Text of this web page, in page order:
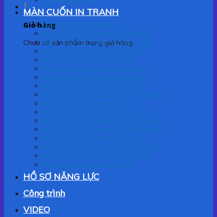
Giỏ hàng
Chưa có sản phẩm trong giỏ hàng.
MÀN CUỐN IN TRANH
MÀN CUỐN IN TRANH 3D
MÀN CUỐN IN TRANH CÔNG GIÁO
HỒ SƠ NĂNG LỰC
Công trình
VIDEO